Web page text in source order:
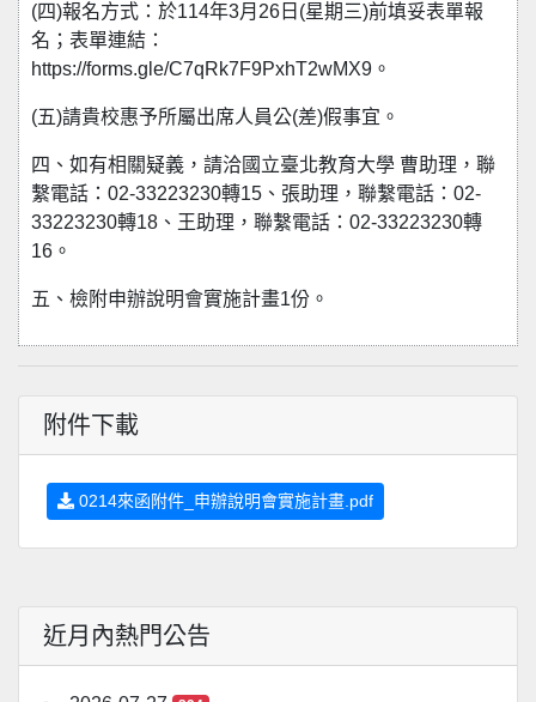
(四)報名方式：於114年3月26日(星期三)前填妥表單報
名；表單連結：
https://forms.gle/C7qRk7F9PxhT2wMX9。
(五)請貴校惠予所屬出席人員公(差)假事宜。
四、如有相關疑義，請洽國立臺北教育大學 曹助理，聯
繫電話：02-33223230轉15、張助理，聯繫電話：02-
33223230轉18、王助理，聯繫電話：02-33223230轉
16。
五、檢附申辦說明會實施計畫1份。
附件下載
0214來函附件_申辦說明會實施計畫.pdf
近月內熱門公告